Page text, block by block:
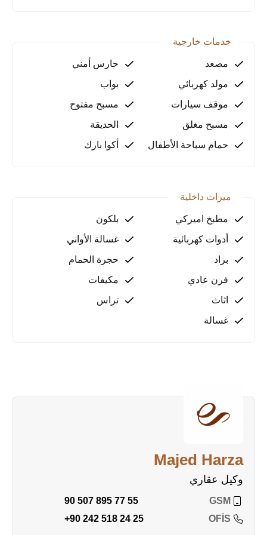
مناسبة للإقامة الدائمة والاستثمار العقاري.
للمزيد من التفاصيل أو لحجز موعد للمعاينة، اتصل بنا
الآن!
خدمات خارجية
مصعد
حارس أمني
مولد كهربائي
بواب
موقف سيارات
مسبح مفتوح
مسبح مغلق
الحديقة
حمام سباحة الأطفال
أكوا بارك
ميزات داخلية
مطبخ اميركي
بلكون
أدوات كهربائية
غسالة الأواني
براد
حجرة الحمام
فرن عادي
مكيفات
اثاث
تراس
غسالة
Majed Harza
وكيل عقاري
GSM
90 507 895 77 55
OFİS
+90 242 518 24 25